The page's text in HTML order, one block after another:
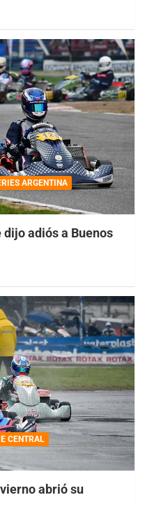
ARGENTINA
adiós a Buenos
CENTRAL
abrió su